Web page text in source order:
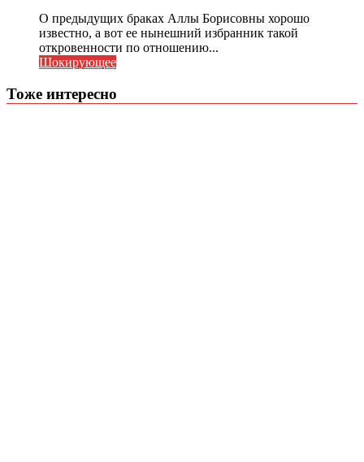
О предыдущих браках Аллы Борисовны хорошо
известно, а вот ее нынешний избранник такой
откровенности по отношению...
Шокирующее
Тоже интересно